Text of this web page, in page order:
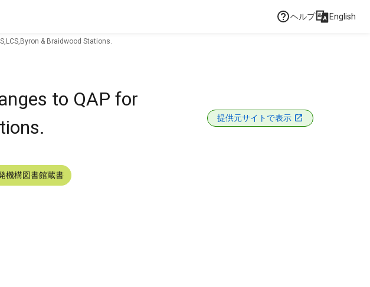
ヘルプ English
& Braidwood Stations.
to QAP for
提供元サイトで表示
機構図書館蔵書